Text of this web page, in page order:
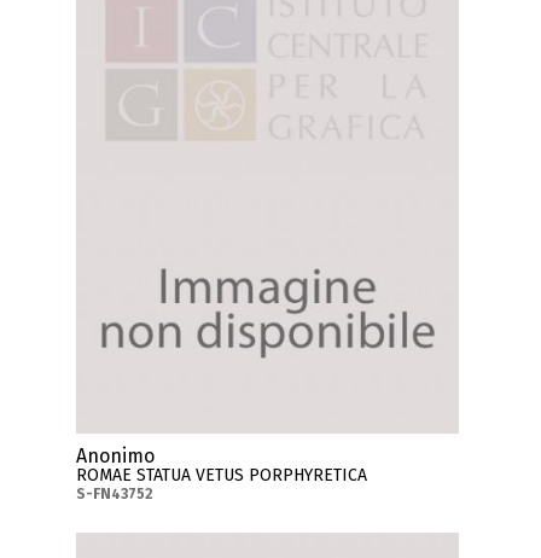
Anonimo
ROMAE STATUA VETUS PORPHYRETICA
S-FN43752